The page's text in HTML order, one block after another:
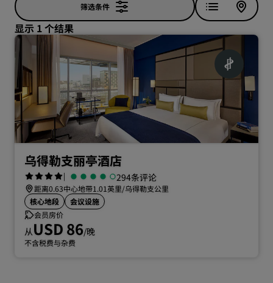
筛选条件
显示 1 个结果
乌得勒支丽亭酒店
| 294条评论
距离0.63中心地带1.01英里/乌得勒支公里
核心地段
会议设施
会员房价
从USD 86/晚
不含税费与杂费